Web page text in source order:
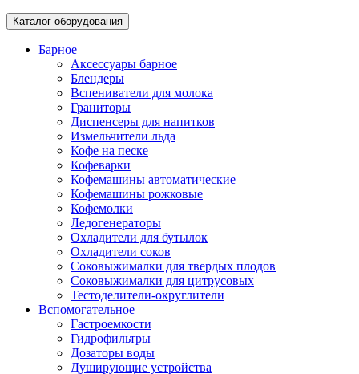
Каталог оборудования
Барное
Аксессуары барное
Блендеры
Вспениватели для молока
Граниторы
Диспенсеры для напитков
Измельчители льда
Кофе на песке
Кофеварки
Кофемашины автоматические
Кофемашины рожковые
Кофемолки
Ледогенераторы
Охладители для бутылок
Охладители соков
Соковыжималки для твердых плодов
Соковыжималки для цитрусовых
Тестоделители-округлители
Вспомогательное
Гастроемкости
Гидрофильтры
Дозаторы воды
Душирующие устройства